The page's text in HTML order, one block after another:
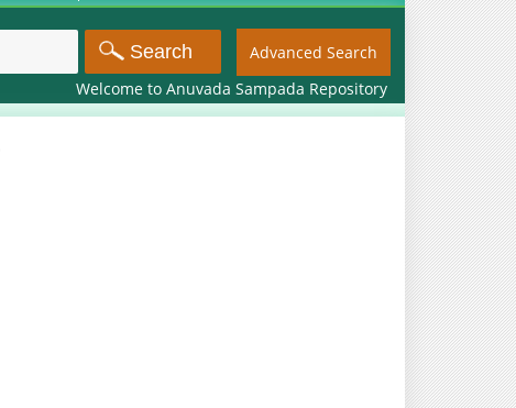
Advanced Search
Welcome to Anuvada Sampada Repository